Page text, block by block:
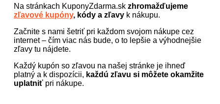
Na stránkach KuponyZdarma.sk zhromažďujeme
zľavové kupóny, kódy a zľavy k nákupu.
Začnite s nami šetriť pri každom svojom nákupe cez
internet – čím viac nás bude, o to lepšie a výhodnejšie
zľavy tu nájdete.
Každý kupón so zľavou na našej stránke je ihneď
platný a k dispozícii, každú zľavu si môžete okamžite
uplatniť pri nákupe.